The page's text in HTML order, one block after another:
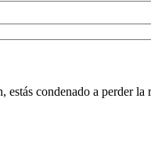
estás condenado a perder la